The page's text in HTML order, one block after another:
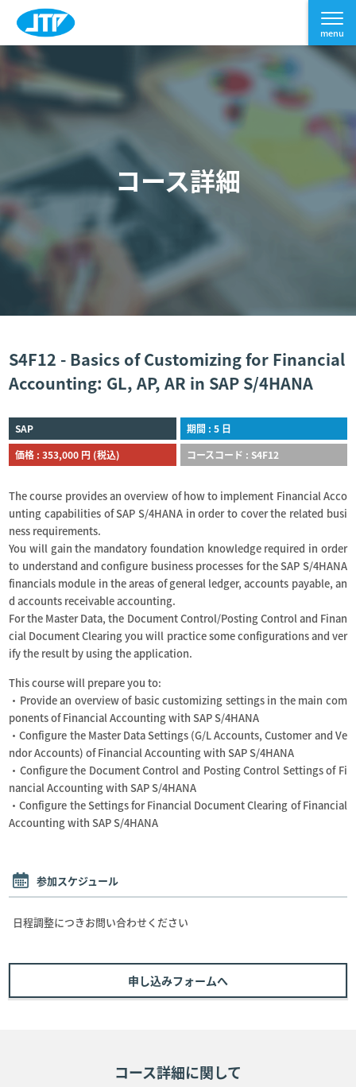
コース詳細
S4F12 - Basics of Customizing for Financial
Accounting: GL, AP, AR in SAP S/4HANA
SAP
期間 : 5 日
価格 : 353,000 円 (税込)
コースコード : S4F12
The course provides an overview of how to implement Financial Acco
unting capabilities of SAP S/4HANA in order to cover the related busi
ness requirements.
You will gain the mandatory foundation knowledge required in order
to understand and configure business processes for the SAP S/4HANA
financials module in the areas of general ledger, accounts payable, an
d accounts receivable accounting.
For the Master Data, the Document Control/Posting Control and Finan
cial Document Clearing you will practice some configurations and ver
ify the result by using the application.
This course will prepare you to:
・Provide an overview of basic customizing settings in the main com
ponents of Financial Accounting with SAP S/4HANA
・Configure the Master Data Settings (G/L Accounts, Customer and Ve
ndor Accounts) of Financial Accounting with SAP S/4HANA
・Configure the Document Control and Posting Control Settings of Fi
nancial Accounting with SAP S/4HANA
・Configure the Settings for Financial Document Clearing of Financial
Accounting with SAP S/4HANA
参加スケジュール
日程調整につきお問い合わせください
申し込みフォームへ
コース詳細に関して